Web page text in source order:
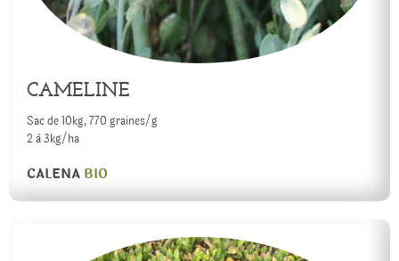
CAMELINE
Sac de 10kg, 770 graines/g
2 à 3kg/ha
CALENA BIO